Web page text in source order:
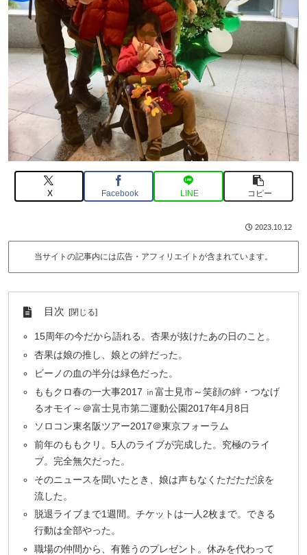
X Facebook LINE コピー
2023.10.12
当サイトの記事内には広告・アフィリエイトが含まれています。
目次
15周年の今だから語れる。杏果が抜けたあの日のこと。
杏果は娘の推し、娘との絆だった。
ビーノの血の半分は緑色だった。
ももクロ春の一大事2017 ㏌富士見市～笑顔の絆・つなげ
るオモイ～＠富士見市第二運動公園2017年4月8日
ソロコン東名阪ツアー2017＠東京フォーラム
前年のももクリ。5人のライブが完成した。究極のライ
ブ。完全無欠だった。
そのニュースを聞いたとき、娘は声もなくただただ涙を
流した。
脱退ライブまで1週間。チケットは一人2枚まで。できる
行動は全部やった。
職場の仲間から、有難うのプレゼント。休みを代わって